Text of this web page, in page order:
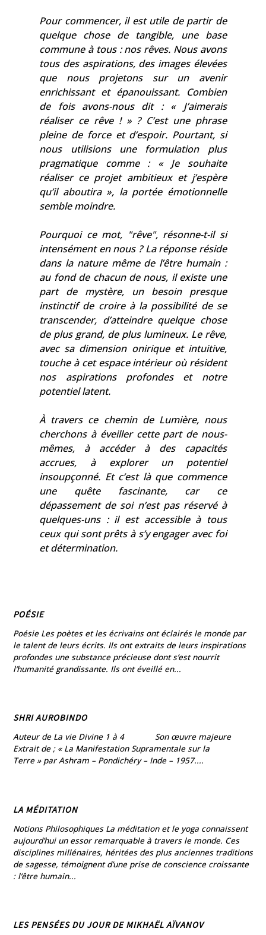
Pour commencer, il est utile de partir de
quelque chose de tangible, une base
commune à tous : nos rêves. Nous avons
tous des aspirations, des images élevées
que nous projetons sur un avenir
enrichissant et épanouissant. Combien
de fois avons-nous dit : « J’aimerais
réaliser ce rêve ! » ? C’est une phrase
pleine de force et d’espoir. Pourtant, si
nous utilisions une formulation plus
pragmatique comme : « Je souhaite
réaliser ce projet ambitieux et j’espère
qu’il aboutira », la portée émotionnelle
semble moindre.
Pourquoi ce mot, "rêve", résonne-t-il si
intensément en nous ? La réponse réside
dans la nature même de l’être humain :
au fond de chacun de nous, il existe une
part de mystère, un besoin presque
instinctif de croire à la possibilité de se
transcender, d’atteindre quelque chose
de plus grand, de plus lumineux. Le rêve,
avec sa dimension onirique et intuitive,
touche à cet espace intérieur où résident
nos aspirations profondes et notre
potentiel latent.
À travers ce chemin de Lumière, nous
cherchons à éveiller cette part de nous-
mêmes, à accéder à des capacités
accrues, à explorer un potentiel
insoupçonné. Et c’est là que commence
une quête fascinante, car ce
dépassement de soi n’est pas réservé à
quelques-uns : il est accessible à tous
ceux qui sont prêts à s’y engager avec foi
et détermination.
POÉSIE
Poésie Les poètes et les écrivains ont éclairés le monde par
le talent de leurs écrits. Ils ont extraits de leurs inspirations
profondes une substance précieuse dont s’est nourrit
l’humanité grandissante. Ils ont éveillé en...
SHRI AUROBINDO
Auteur de La vie Divine 1 à 4 Son œuvre majeure
Extrait de ; « La Manifestation Supramentale sur la
Terre » par Ashram – Pondichéry – Inde – 1957....
LA MÉDITATION
Notions Philosophiques La méditation et le yoga connaissent
aujourd’hui un essor remarquable à travers le monde. Ces
disciplines millénaires, héritées des plus anciennes traditions
de sagesse, témoignent d’une prise de conscience croissante
: l’être humain...
LES PENSÉES DU JOUR DE MIKHAËL AÏVANOV